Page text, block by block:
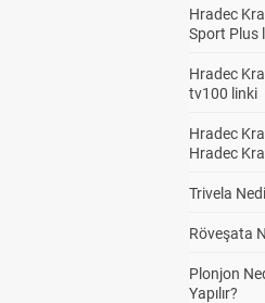
Hradec
Sport Plus
Hradec
tv100 linki
Hradec
Hradec
Trivela
Röveşata
Plonjon
Yapılır?